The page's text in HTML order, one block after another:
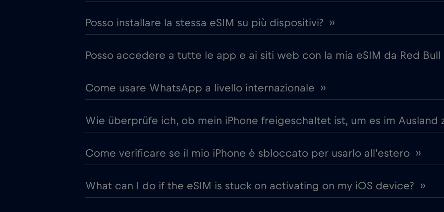
Posso installare la stessa eSIM su più dispositivi? ››
Posso accedere a tutte le app e ai siti web con la mia eSIM da Red Bull
Come usare WhatsApp a livello internazionale ››
Wie überprüfe ich, ob mein iPhone freigeschaltet ist, um es im Ausland
Come verificare se il mio iPhone è sbloccato per usarlo all’estero ››
What can I do if the eSIM is stuck on activating on my iOS device? ››